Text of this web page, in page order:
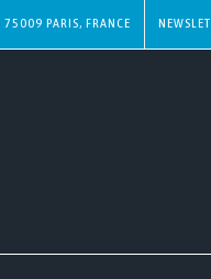
75009 PARIS, FRANCE